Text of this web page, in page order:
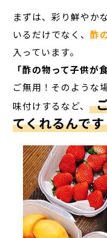
まずは、彩り鮮やか
いるだけでなく、酢
入っています。
「酢の物って子供が
ご無用！そのような
味付けするなど、
てくれるんです